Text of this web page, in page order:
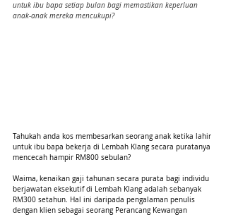
untuk ibu bapa setiap bulan bagi memastikan keperluan
anak-anak mereka mencukupi?
Tahukah anda kos membesarkan seorang anak ketika lahir
untuk ibu bapa bekerja di Lembah Klang secara puratanya
mencecah hampir RM800 sebulan?
Waima, kenaikan gaji tahunan secara purata bagi individu
berjawatan eksekutif di Lembah Klang adalah sebanyak
RM300 setahun. Hal ini daripada pengalaman penulis
dengan klien sebagai seorang Perancang Kewangan